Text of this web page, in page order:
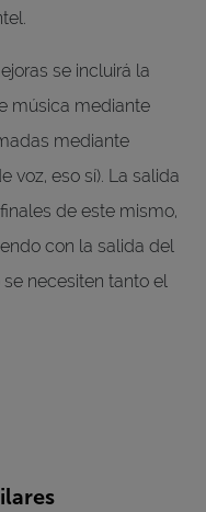
se incluirá la
música mediante
mediante
voz, eso sí). La salida
de este mismo,
con la salida del
necesiten tanto el